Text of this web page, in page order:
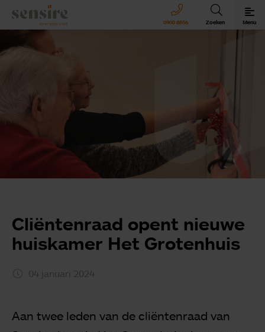
Sensire logo
0900 8856 Zoeken Menu
Sensire bij u thuis
Revalideren met Sensire
Wonen en zorg met Sensire
Meer over Sensire
Cliëntenraad opent nieuwe
huiskamer Het Grotenhuis
04 januari 2024
Aan twee leden van de cliëntenraad van